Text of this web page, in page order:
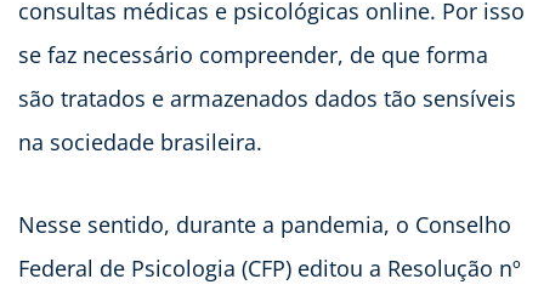
consultas médicas e psicológicas online. Por isso
se faz necessário compreender, de que forma
são tratados e armazenados dados tão sensíveis
na sociedade brasileira.
Nesse sentido, durante a pandemia, o Conselho
Federal de Psicologia (CFP) editou a Resolução nº